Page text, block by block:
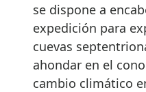
se dispone a
expedición para
cuevas
ahondar en el
cambio climático